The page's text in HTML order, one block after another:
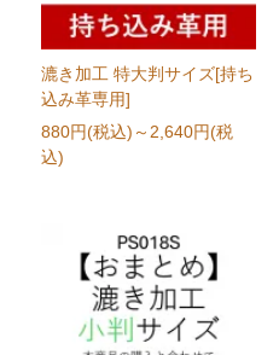
漉き加工 特大判サイズ[持ち
込み革専用]
880円(税込) ～2,640円(税
込)